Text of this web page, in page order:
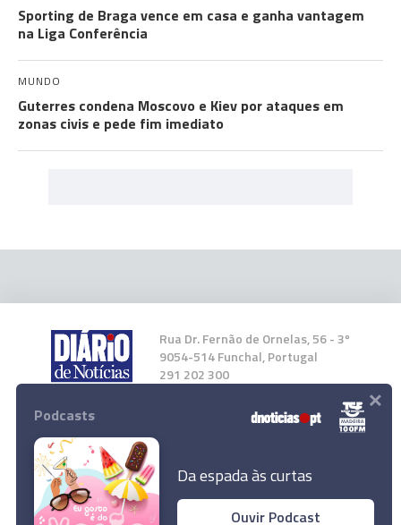
Sporting de Braga vence em casa e ganha vantagem
na Liga Conferência
MUNDO
Guterres condena Moscovo e Kiev por ataques em
zonas civis e pede fim imediato
Rua Dr. Fernão de Ornelas, 56 - 3º
9054-514 Funchal, Portugal
291 202 300
Instale a nossa App
Podcasts
Da espada às curtas
Ouvir Podcast
×